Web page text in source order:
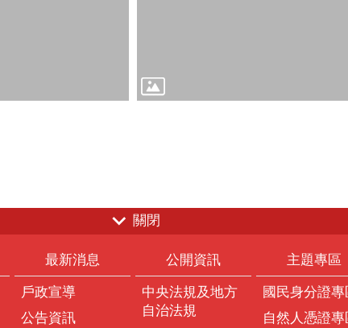
關閉
最新消息
戶政宣導
公告資訊
公開資訊
中央法規及地方
自治法規
主題專區
國民身分證專
自然人憑證專